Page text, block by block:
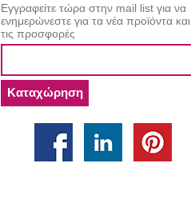
Εγγραφείτε τώρα στην mail list για να
ενημερώνεστε για τα νέα προϊόντα και
τις προσφορές